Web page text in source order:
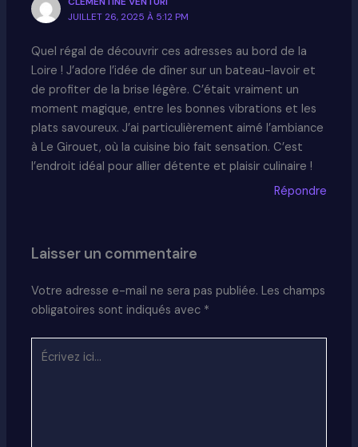
JUILLET 26, 2025 À 5:12 PM
Quel régal de découvrir ces adresses au bord de la
Loire ! J’adore l’idée de dîner sur un bateau-lavoir et
de profiter de la brise légère. C’était vraiment un
moment magique, entre les bonnes vibrations et les
plats savoureux. J’ai particulièrement aimé l’ambiance
à Le Girouet, où la cuisine bio fait sensation. C’est
l’endroit idéal pour allier détente et plaisir culinaire !
Répondre
Laisser un commentaire
Votre adresse e-mail ne sera pas publiée. Les champs
obligatoires sont indiqués avec *
Écrivez
ici…